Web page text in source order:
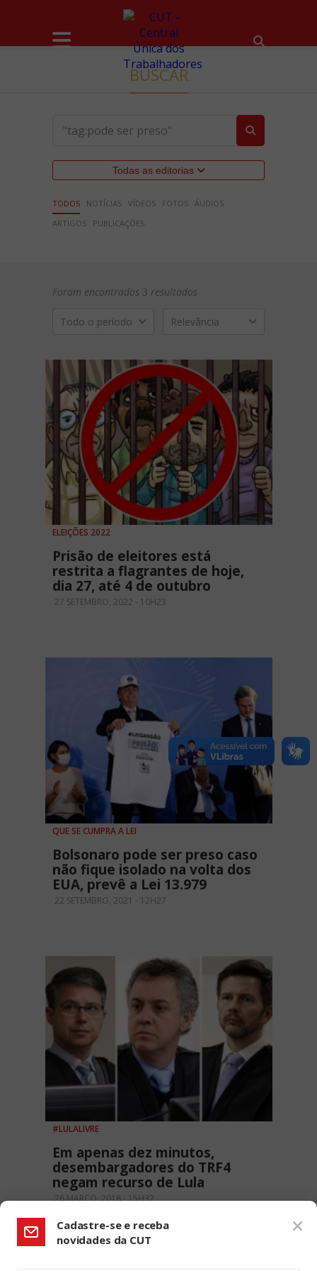
BUSCAR
Todas as editorias
TODOS NOTÍCIAS VÍDEOS FOTOS ÁUDIOS
ARTIGOS
PUBLICAÇÕES
Foram encontrados 3 resultados
Todo o período Relevância
ELEIÇÕES 2022
Prisão de eleitores está
restrita a flagrantes de hoje,
dia 27, até 4 de outubro
27 SETEMBRO, 2022 - 10H23
QUE SE CUMPRA A LEI
Bolsonaro pode ser preso caso
não fique isolado na volta dos
EUA, prevê a Lei 13.979
22 SETEMBRO, 2021 - 12H27
#LULALIVRE
Em apenas dez minutos,
desembargadores do TRF4
negam recurso de Lula
26 MARÇO, 2018 - 15H32
Cadastre-se e receba
novidades da CUT